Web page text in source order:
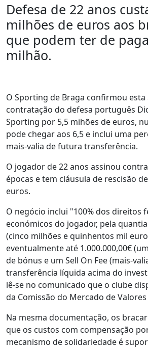
Defesa de 22 anos
milhões de euros aos
que podem ter de
milhão.
O Sporting de Braga confirmou
contratação do defesa português
Sporting por 5,5 mihões de euros,
pode chegar aos 6,5 e inclui uma
mais-valia de futura transferência.
O jogador de 22 anos assinou
épocas e tem cláusula de rescisão
euros.
O negócio inclui "100% dos direitos
económicos do jogador, pela
(cinco milhões e quinhentos mil
eventualmente até 1.000.000,00€
de bónus e um Sell On Fee (mais-
transferência líquida acima do
lê-se no comunicado que o clube
da Comissão do Mercado de
Na mesma documentação, os
que os custos com compensação
mecanismo de solidariedade é